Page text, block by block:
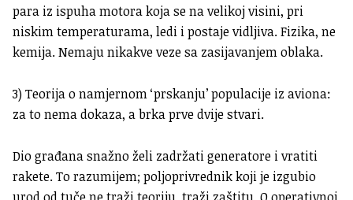
para iz ispuha motora koja se na velikoj visini, pri
niskim temperaturama, ledi i postaje vidljiva. Fizika, ne
kemija. Nemaju nikakve veze sa zasijavanjem oblaka.
3) Teorija o namjernom ‘prskanju’ populacije iz aviona:
za to nema dokaza, a brka prve dvije stvari.
Dio građana snažno želi zadržati generatore i vratiti
rakete. To razumijem; poljoprivrednik koji je izgubio